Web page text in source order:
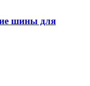
шины для